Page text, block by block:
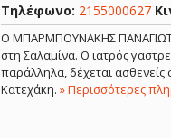
Τηλέφωνο: 2155000627
Ο ΜΠΑΡΜΠΟΥΝΑΚΗΣ
στη Σαλαμίνα. Ο ιατρός
παράλληλα, δέχεται ασθενείς
Κατεχάκη. » Περισσότερες